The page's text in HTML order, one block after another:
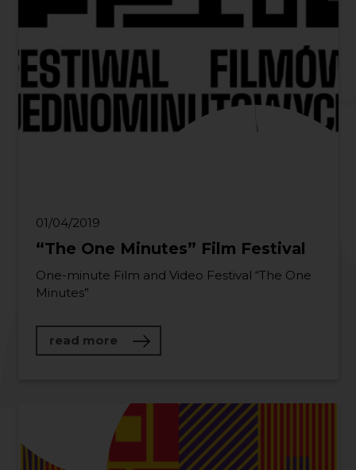
01/04/2019
“The One Minutes” Film Festival
One-minute Film and Video Festival “The One
Minutes”
read more about “The One Minutes” Film